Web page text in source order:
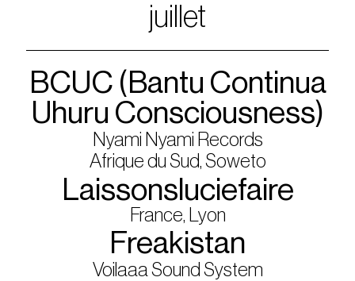
juillet
BCUC (Bantu Continua
Uhuru Consciousness)
Nyami Nyami Records
Afrique du Sud, Soweto
Laissonsluciefaire
France, Lyon
Freakistan
Voilaaa Sound System